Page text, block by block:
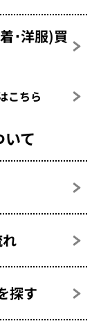
･洋服)買
こちら
て
探す